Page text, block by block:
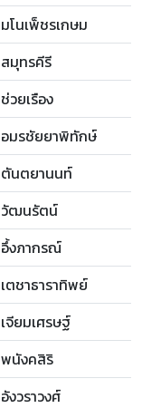
มโนเพ็ชรเกษม
สมุทรคีรี
ช่วยเรือง
อมรชัยยาพิทักษ์
ตันตยานนท์
วัฒนรัตน์
อึ้งภากรณ์
เตชาธาราทิพย์
เจียมเศรษฐ์
พนังคสิริ
อังวราวงศ์